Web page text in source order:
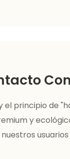
principio de
y
usuarios